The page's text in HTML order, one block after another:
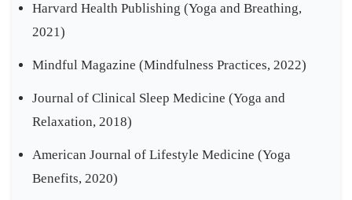
Harvard Health Publishing (Yoga and Breathing,
2021)
Mindful Magazine (Mindfulness Practices, 2022)
Journal of Clinical Sleep Medicine (Yoga and
Relaxation, 2018)
American Journal of Lifestyle Medicine (Yoga
Benefits, 2020)